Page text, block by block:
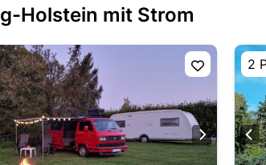
Holstein mit Strom
2